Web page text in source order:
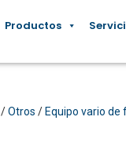
Productos
/Otros / Equipo vario de